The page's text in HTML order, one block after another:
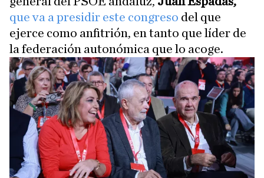
que va a presidir este congreso del que
ejerce como anfitrión, en tanto que líder de
la federación autonómica que lo acoge.